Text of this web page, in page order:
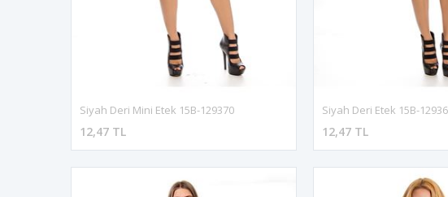
Siyah Deri Mini Etek 15B-129370
12,47 TL
Siyah Deri Etek 15B-
12,47 TL